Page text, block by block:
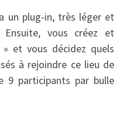
un plug-in, très léger et
Ensuite, vous créez et
et vous décidez quels
à rejoindre ce lieu de
9 participants par bulle